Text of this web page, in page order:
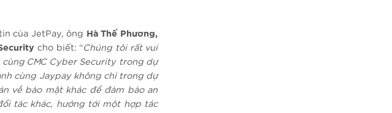
của JetPay, ông
Hà Thế Phương,
cho biết: “Chúng tôi rất vui
CMC Cyber Security trong dự
cùng Jaypay không chỉ trong dự
về bảo mật khác để đảm bảo an
tác khác, hướng tới một hợp tác